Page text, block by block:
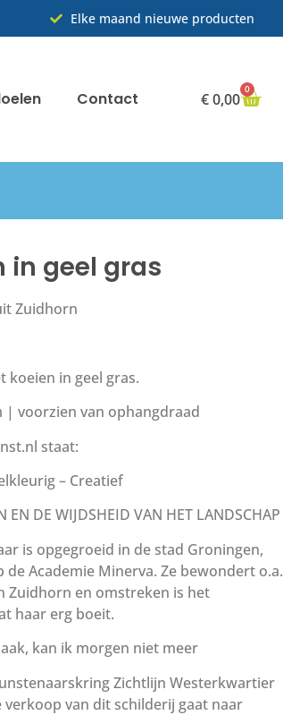
Elke maand nieuwe producten
Contact €0,00
0
in geel gras
Zuidhorn
koeien in geel gras.
| voorzien van ophangdraad
staat:
– Creatief
EN DE WIJDSHEID VAN HET LANDSCHAP
is opgegroeid in de stad Groningen,
Academie Minerva. Ze bewondert o.a.
Zuidhorn en omstreken is het
haar erg boeit.
kan ik morgen niet meer
Zichtlijn Westerkwartier
van dit schilderij gaat naar